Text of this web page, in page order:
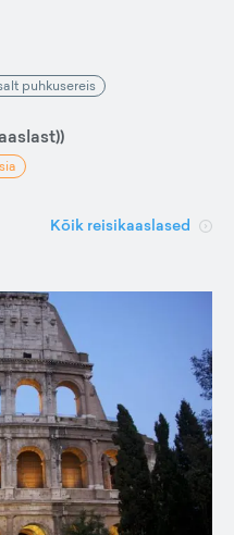
puhkusereis
Kõik reisikaaslased